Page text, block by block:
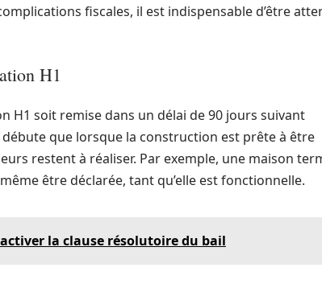
fiscales, il est indispensable d’être
H1
H1 soit remise dans un délai de 90 jours suivant
débute que lorsque la construction est prête à être
restent à réaliser. Par exemple, une maison
être déclarée, tant qu’elle est fonctionnelle.
la clause résolutoire du bail